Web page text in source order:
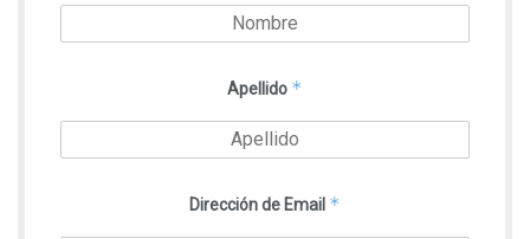
Apellido *
Dirección de Email *